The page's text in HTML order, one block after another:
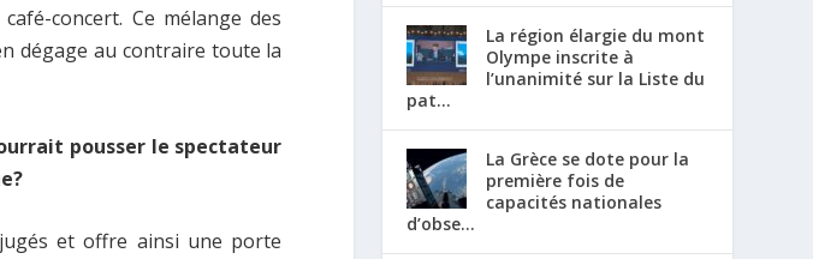
concert. Ce mélange des
dégage au contraire toute la
pousser le spectateur
et offre ainsi une porte
La région élargie du mont
Olympe inscrite à
l’unanimité sur la Liste du
pat...
La Grèce se dote pour la
première fois de
capacités nationales
d’obse...